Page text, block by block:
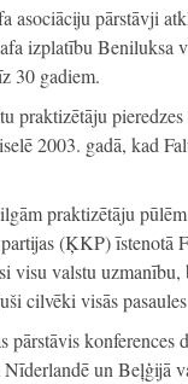
asociāciju pārstāvji
izplatību Beniluksa
30 gadiem.
praktizētāju pieredzes
2003. gadā, kad
praktizētāju
(ĶKP) īstenotā
visu valstu
cilvēki visās
pārstāvis konferences
un Beļģijā